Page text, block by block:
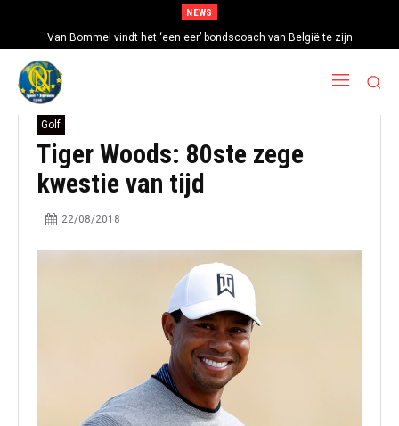
NEWS
Van Bommel vindt het ‘een eer’ bondscoach van België te zijn
Golf
Tiger Woods: 80ste zege
kwestie van tijd
22/08/2018